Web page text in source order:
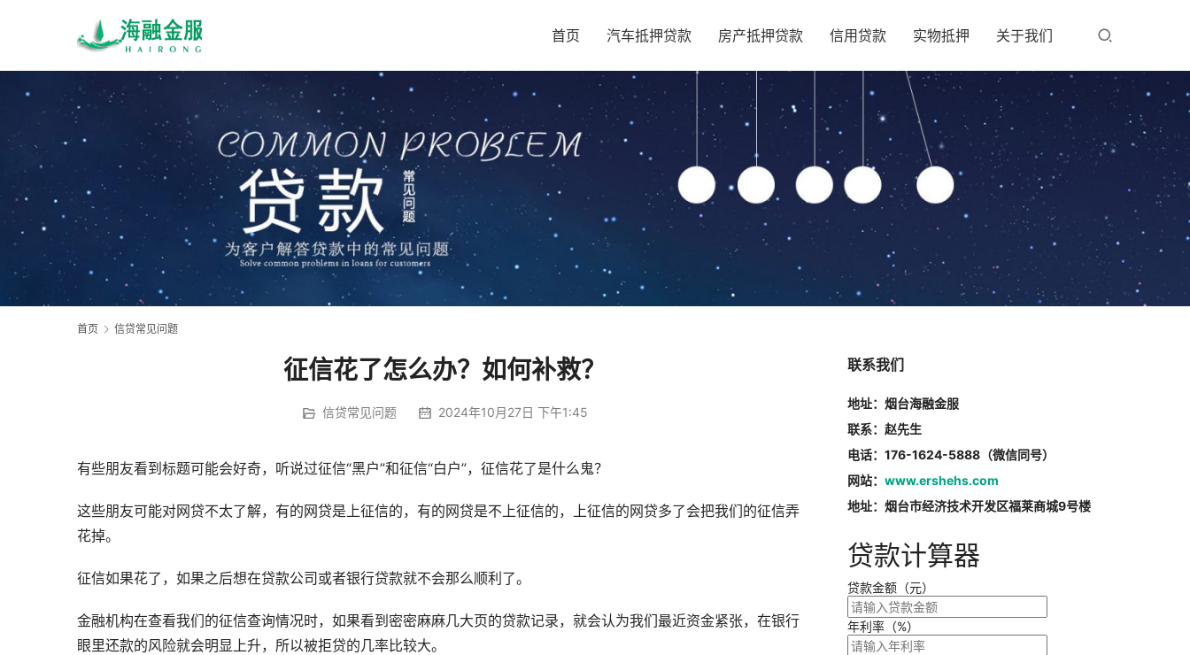
首页 汽车抵押贷款 房产抵押贷款 信用贷款 实物抵押 关于我们
首页 信贷常见问题
征信花了怎么办？如何补救？
信贷常见问题 2024年10月27日 下午1:45
有些朋友看到标题可能会好奇，听说过征信“黑户”和征信“白户”，征信花了是什么鬼？
这些朋友可能对网贷不太了解，有的网贷是上征信的，有的网贷是不上征信的，上征信的网贷多了会把我们的征信弄
花掉。
征信如果花了，如果之后想在贷款公司或者银行贷款就不会那么顺利了。
金融机构在查看我们的征信查询情况时，如果看到密密麻麻几大页的贷款记录，就会认为我们最近资金紧张，在银行
眼里还款的风险就会明显上升，所以被拒贷的几率比较大。
联系我们
地址：烟台海融金服
联系：赵先生
电话：176-1624-5888（微信同号）
网站： www.ershehs.com
地址：烟台市经济技术开发区福莱商城9号楼
贷款计算器
贷款金额（元）
年利率（%）